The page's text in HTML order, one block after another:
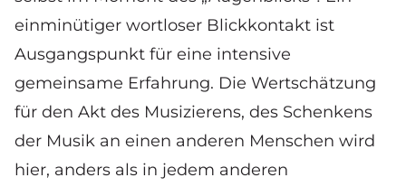
einminütiger wortloser Blickkontakt ist
Ausgangspunkt für eine intensive
gemeinsame Erfahrung. Die Wertschätzung
für den Akt des Musizierens, des Schenkens
der Musik an einen anderen Menschen wird
hier, anders als in jedem anderen